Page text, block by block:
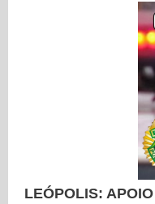
LEÓPOLIS: